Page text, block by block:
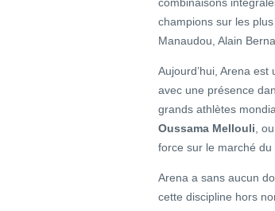
champions sur les
Manaudou, Alain
Aujourd’hui, Arena
avec une présence
grands athlètes
Oussama Mellouli ,
force sur le marché
Arena a sans aucun
cette discipline hors